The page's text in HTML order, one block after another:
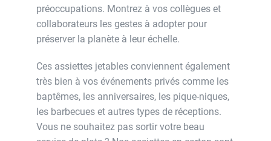
préoccupations. Montrez à vos collègues et
collaborateurs les gestes à adopter pour
préserver la planète à leur échelle.
Ces assiettes jetables conviennent également
très bien à vos événements privés comme les
baptêmes, les anniversaires, les pique-niques,
les barbecues et autres types de réceptions.
Vous ne souhaitez pas sortir votre beau